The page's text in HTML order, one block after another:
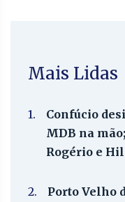
Mais Lidas
1.
Confúcio
MDB na
Rogério e
2.
Porto Velho